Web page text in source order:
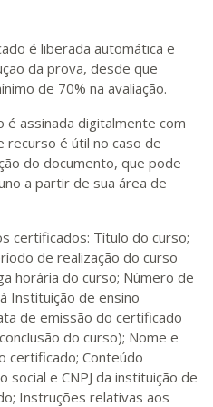
é liberada automática e
da prova, desde que
de 70% na avaliação.
é assinada digitalmente com
recurso é útil no caso de
do documento, que pode
a partir de sua área de
certificados: Título do curso;
de realização do curso
horária do curso; Número de
Instituição de ensino
de emissão do certificado
do curso); Nome e
certificado; Conteúdo
social e CNPJ da instituição de
Instruções relativas aos